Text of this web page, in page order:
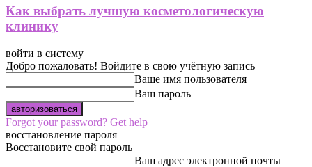
Как выбрать лучшую косметологическую
клинику
войти в систему
Добро пожаловать! Войдите в свою учётную запись
Ваше имя пользователя
Ваш пароль
Forgot your password? Get help
восстановление пароля
Восстановите свой пароль
Ваш адрес электронной почты